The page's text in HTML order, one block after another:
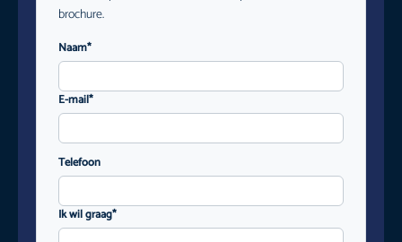
brochure.
Naam*
E-mail*
Telefoon
Ik wil graag*